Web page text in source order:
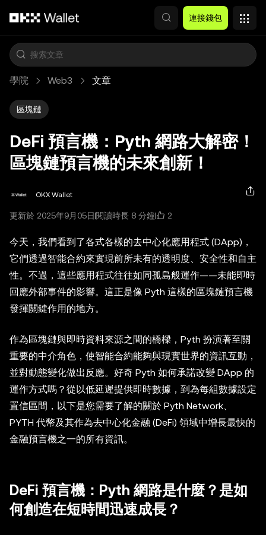
連接錢包
學院 Web3 文章
區塊鏈
DeFi 預言機：Pyth 網路大解密！
區塊鏈預言機的未來創新！
OKX Wallet
更新於 2025年9月05日 閱讀時長 8 分鐘 2
今天，我們看到了各式各樣的去中心化應用程式 (DApp)，
它們透過智能合約來實現前所未有的透明度、安全性和自主
性。不過，這些應用程式往往如同孤島般運作——未能即時
回應外部事件的影響。這正是像 Pyth 這樣的區塊鏈預言機
發揮關鍵作用的地方。
作為區塊鏈與即時資料來源之間的橋樑，Pyth 扮演著至關
重要的中介角色，使智能合約能夠與現實世界的資訊互動，
並對動態變化做出反應。好奇 Pyth 如何承諾改變 DApp 的
運作方式嗎？從以低延遲提供即時數據，到為每組數據設定
置信區間，以下是您需要了解的關於 Pyth Network、
PYTH 代幣及其作為去中心化金融 (DeFi) 領域中增長最快的
金融預言機之一的所有資訊。
DeFi 預言機：Pyth 網路是什麼？是如
何創造在短時間迅速成長？